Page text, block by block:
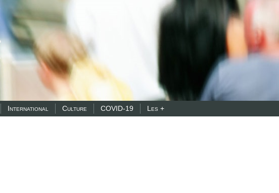
International Culture COVID-19 Les +